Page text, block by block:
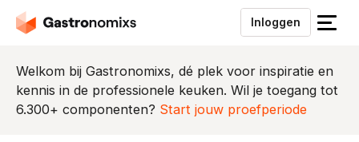
Inloggen
S
u
i
Welkom bij Gastronomixs, dé plek voor inspiratie en
kennis in de professionele keuken. Wil je toegang tot
6.300+ componenten? Start jouw proefperiode